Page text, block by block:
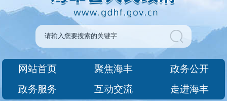
网站首页 聚焦海丰
政务公开
政务服务
互动交流 走进海丰